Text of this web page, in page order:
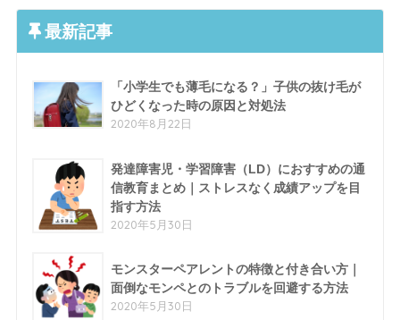
最新記事
「小学生でも薄毛になる？」子供の抜け毛が
ひどくなった時の原因と対処法
2020年8月22日
発達障害児・学習障害（LD）におすすめの通
信教育まとめ｜ストレスなく成績アップを目
指す方法
2020年5月30日
モンスターペアレントの特徴と付き合い方｜
面倒なモンペとのトラブルを回避する方法
2020年5月30日